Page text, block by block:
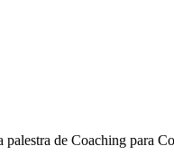
de Coaching para